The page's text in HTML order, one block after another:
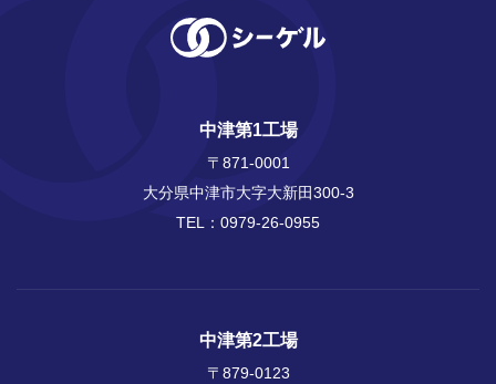
中津第1工場
〒871-0001
大分県中津市大字大新田300-3
TEL： 0979-26-0955
中津第2工場
〒879-0123